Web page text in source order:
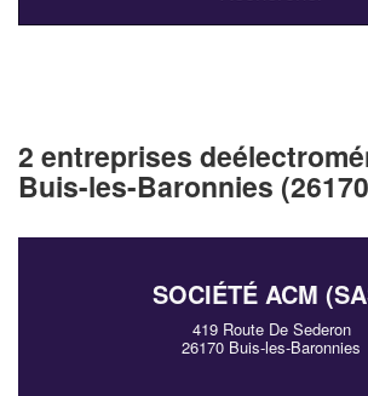
2 entreprises
Buis-les-Baronnies
SOCIÉTÉ ACM
419 Route De Sederon
26170 Buis-les-Baronnies
nouveaux clients!
En